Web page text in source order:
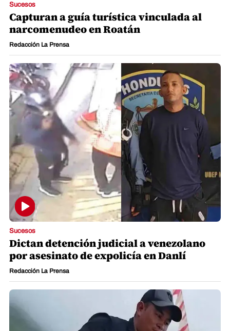
Sucesos
Capturan a guía turística vinculada al
narcomenudeo en Roatán
Redacción La Prensa
Sucesos
Dictan detención judicial a venezolano
por asesinato de expolicía en Danlí
Redacción La Prensa